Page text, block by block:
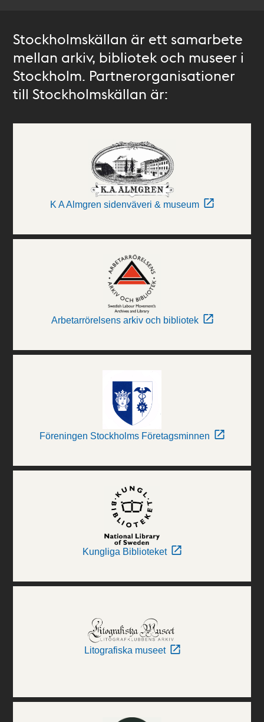
Stockholmskällan är ett samarbete
mellan arkiv, bibliotek och museer i
Stockholm. Partnerorganisationer
till Stockholmskällan är:
K A Almgren sidenväveri & museum
Arbetarrörelsens arkiv och bibliotek
Föreningen Stockholms Företagsminnen
Kungliga Biblioteket
Litografiska museet